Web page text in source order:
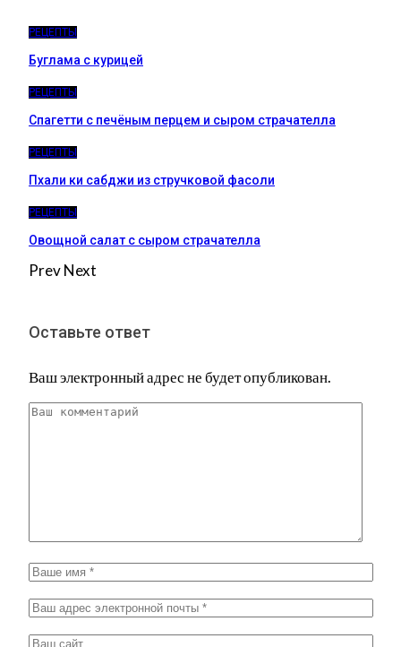
РЕЦЕПТЫ
Буглама с курицей
РЕЦЕПТЫ
Спагетти с печёным перцем и сыром страчателла
РЕЦЕПТЫ
Пхали ки сабджи из стручковой фасоли
РЕЦЕПТЫ
Овощной салат с сыром страчателла
PrevNext
Оставьте ответ
Ваш электронный адрес не будет опубликован.